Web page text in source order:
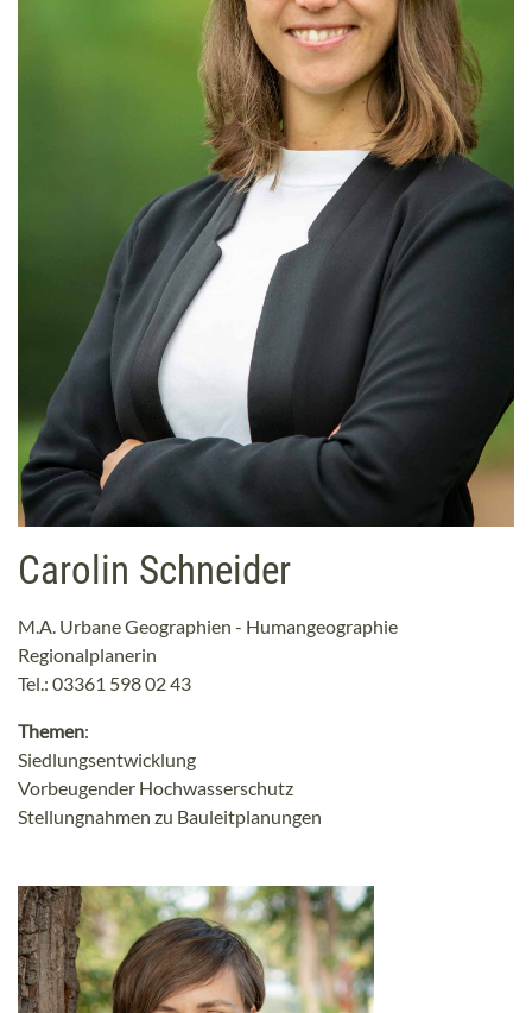
Carolin Schneider
M.A. Urbane Geographien - Humangeographie
Regionalplanerin
Tel.: 03361 598 02 43
Themen:
Siedlungsentwicklung
Vorbeugender Hochwasserschutz
Stellungnahmen zu Bauleitplanungen